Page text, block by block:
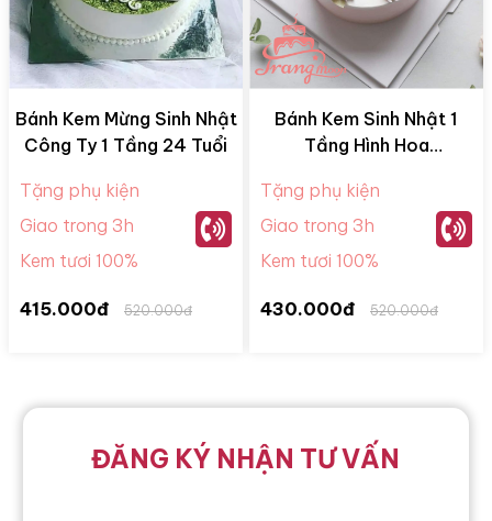
Bánh Kem Mừng Sinh Nhật
Công Ty 1 Tầng 24 Tuổi
Tặng phụ kiện
Giao trong 3h
Kem tươi 100%
415.000đ 520.000đ
Bánh Kem Sinh Nhật 1
Tầng Hình Hoa
Tặng phụ kiện
Giao trong 3h
Kem tươi 100%
430.000đ 520.000đ
ĐĂNG KÝ NHẬN TƯ VẤN